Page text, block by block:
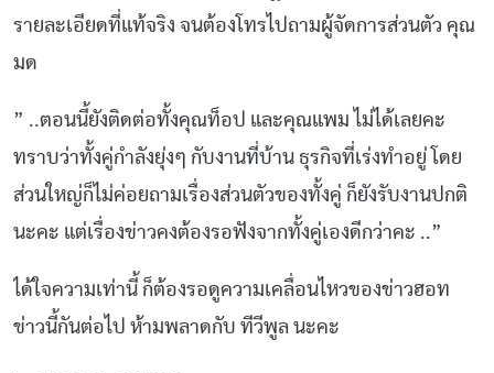
รายละเอียดที่แท้จริง จนต้องโทรไปถามผู้จัดการส่วนตัว คุณ
มด
” ..ตอนนี้ยังติดต่อทั้งคุณท็อป และคุณแพม ไม่ได้เลยคะ
ทราบว่าทั้งคู่กำลังยุ่งๆ กับงานที่บ้าน ธุรกิจที่เร่งทำอยู่ โดย
ส่วนใหญ่ก็ไม่ค่อยถามเรื่องส่วนตัวของทั้งคู่ ก็ยังรับงานปกติ
นะคะ แต่เรื่องข่าวคงต้องรอฟังจากทั้งคู่เองดีกว่าคะ ..”
ได้ใจความเท่านี้ ก็ต้องรอดูความเคลื่อนไหวของข่าวฮอท
ข่าวนี้กันต่อไป ห้ามพลาดกับ ทีวีพูล นะคะ